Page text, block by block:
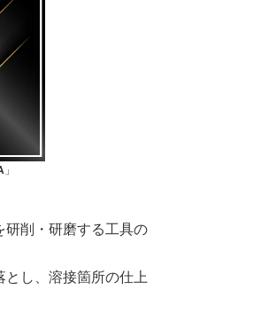
」
削・研磨する工具の
し、溶接箇所の仕上